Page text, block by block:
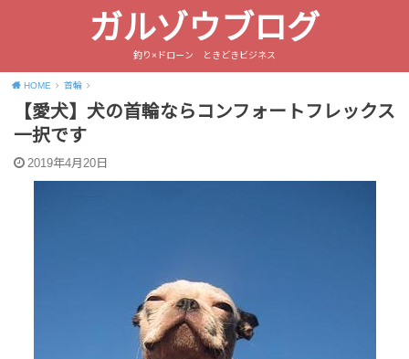
ガルゾウブログ
釣り×ドローン ときどきビジネス
HOME 首輪
【愛犬】犬の首輪ならコンフォートフレックス
一択です
2019年4月20日